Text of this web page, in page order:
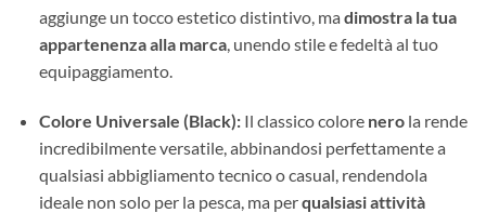
aggiunge un tocco estetico distintivo, ma dimostra la tua
appartenenza alla marca, unendo stile e fedeltà al tuo
equipaggiamento.
Colore Universale (Black):Il classico colore nerola rende
incredibilmente versatile, abbinandosi perfettamente a
qualsiasi abbigliamento tecnico o casual, rendendola
ideale non solo per la pesca, ma perqualsiasi attività